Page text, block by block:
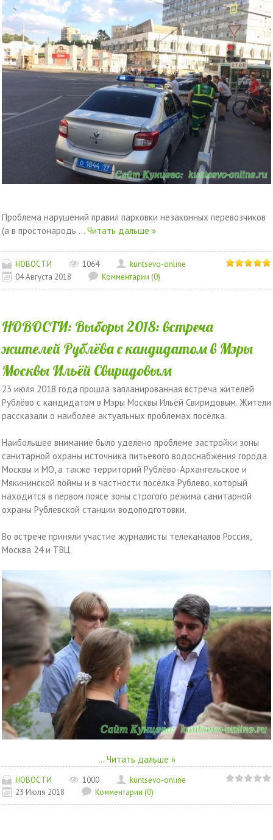
Проблема нарушений правил парковки незаконных перевозчиков
(а в простонародь ... Читать дальше »
НОВОСТИ 1064
kuntsevo-online
04 Августа 2018
Комментарии (0)
НОВОСТИ: Выборы 2018: встреча
жителей Рублёва с кандидатом в Мэры
Москвы Ильёй Свиридовым
23 июля 2018 года прошла запланированная встреча жителей
Рублёво с кандидатом в Мэры Москвы Ильёй Свиридовым. Жители
рассказали о наиболее актуальных проблемах посёлка.
Наибольшее внимание было уделено проблеме застройки зоны
санитарной охраны источника питьевого водоснабжения города
Москвы и МО, а также территорий Рублёво-Архангельское и
Мякининской поймы и в частности посёлка Рублево, который
находится в первом поясе зоны строгого режима санитарной
охраны Рублевской станции водоподготовки.
Во встрече приняли участие журналисты телеканалов Россия,
Москва 24 и ТВЦ.
... Читать дальше »
НОВОСТИ 1000
kuntsevo-online
23 Июля 2018
Комментарии (0)